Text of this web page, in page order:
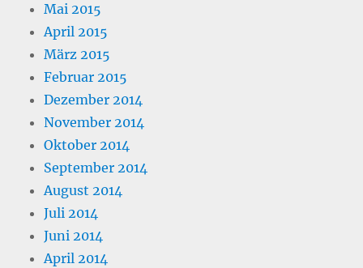
Mai 2015
April 2015
März 2015
Februar 2015
Dezember 2014
November 2014
Oktober 2014
September 2014
August 2014
Juli 2014
Juni 2014
April 2014